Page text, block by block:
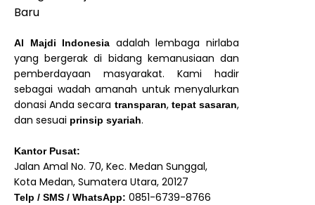
Al Majdi Indonesia adalah lembaga nirlaba
yang bergerak di bidang kemanusiaan dan
pemberdayaan masyarakat. Kami hadir
sebagai wadah amanah untuk menyalurkan
donasi Anda secara transparan, tepat sasaran,
dan sesuai prinsip syariah.
Kantor Pusat:
Jalan Amal No. 70, Kec. Medan Sunggal,
Kota Medan, Sumatera Utara, 20127
Telp / SMS / WhatsApp: 0851-6739-8766